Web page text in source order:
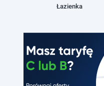
Łazienka